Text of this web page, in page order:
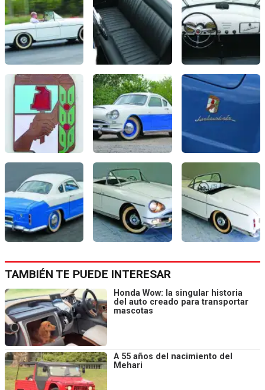
TAMBIÉN TE PUEDE INTERESAR
Honda Wow: la singular historia
del auto creado para transportar
mascotas
A 55 años del nacimiento del
Mehari